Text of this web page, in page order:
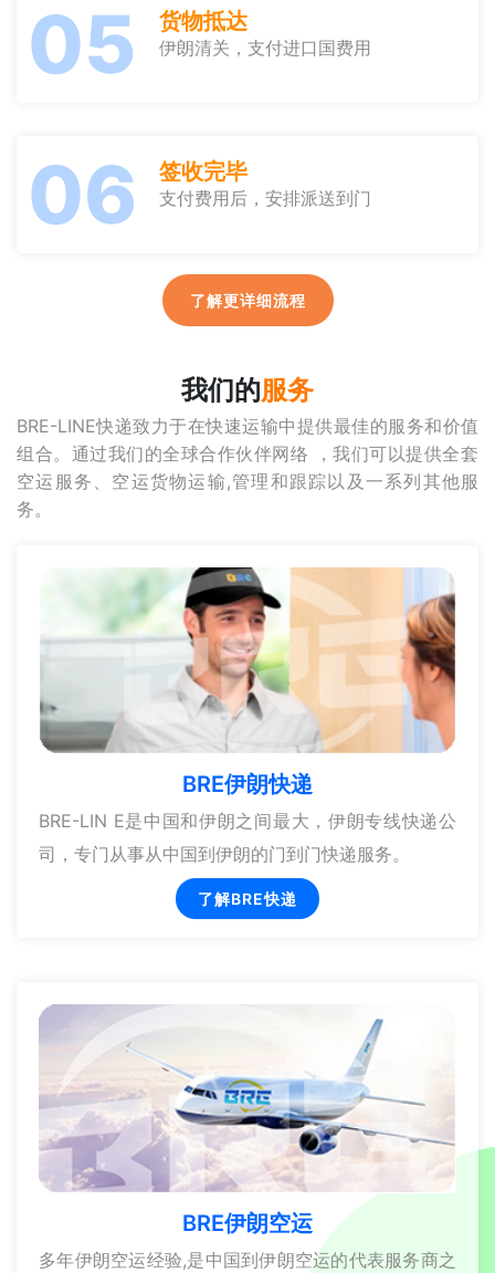
05 货物抵达
伊朗清关，支付进口国费用
06 签收完毕
支付费用后，安排派送到门
了解更详细流程
我们的服务
BRE-LINE快递致力于在快速运输中提供最佳的服务和价值
组合。通过我们的全球合作伙伴网络 ，我们可以提供全套
空运服务、空运货物运输,管理和跟踪以及一系列其他服
务。
BRE伊朗快递
BRE-LIN E是中国和伊朗之间最大，伊朗专线快递公
司，专门从事从中国到伊朗的门到门快递服务。
了解BRE快递
BRE伊朗空运
多年伊朗空运经验,是中国到伊朗空运的代表服务商之